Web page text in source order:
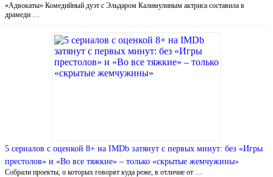
«Адвокаты» Комедийный дуэт с Эльдаром Калимулиным актриса составила в
драмеди …
5 сериалов с оценкой 8+ на IMDb затянут с первых минут: без «Игры
престолов» и «Во все тяжкие» – только «скрытые жемчужины»
Собрали проекты, о которых говорят куда реже, в отличие от …